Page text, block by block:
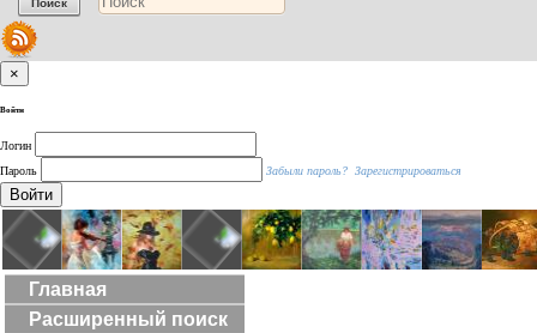
×
Войти
Логин
Пароль
Забыли пароль? Зарегистрироваться
Войти
Главная
Расширенный поиск